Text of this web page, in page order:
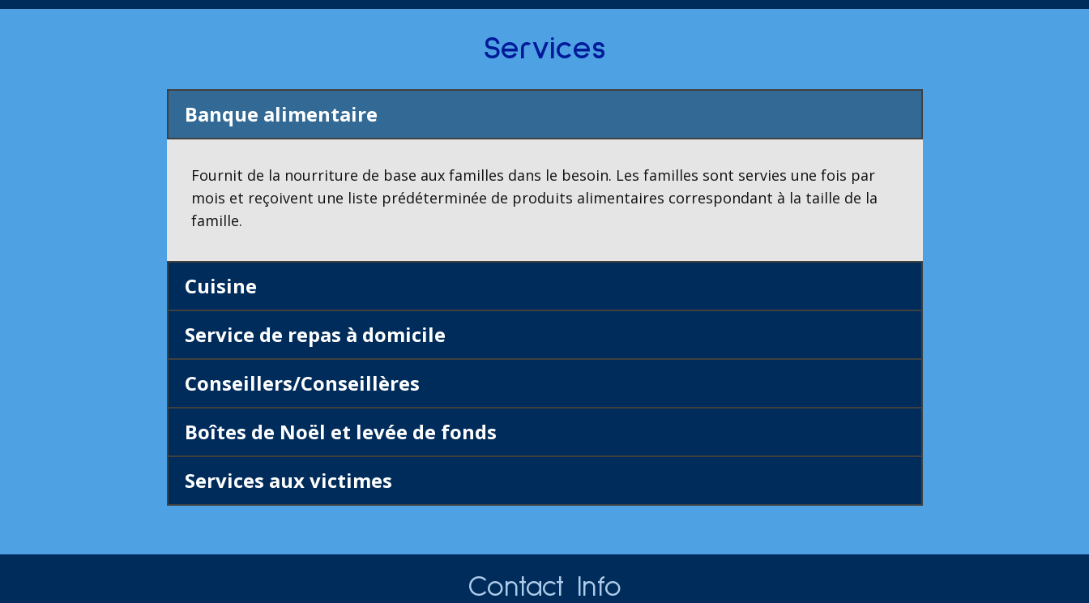
Services
Banque alimentaire
Fournit de la nourriture de base aux familles dans le besoin. Les familles sont servies une fois par
mois et reçoivent une liste prédéterminée de produits alimentaires correspondant à la taille de la
famille.
Cuisine
Service de repas à domicile
Conseillers/Conseillères
Boîtes de Noël et levée de fonds
Services aux victimes
Contact Info